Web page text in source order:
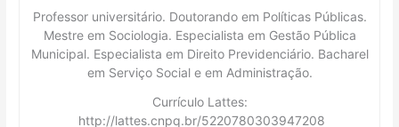
Professor universitário. Doutorando em Políticas Públicas.
Mestre em Sociologia. Especialista em Gestão Pública
Municipal. Especialista em Direito Previdenciário. Bacharel
em Serviço Social e em Administração.
Currículo Lattes:
http://lattes.cnpq.br/5220780303947208